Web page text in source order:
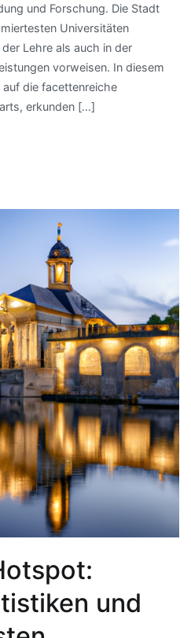
und Forschung. Die Stadt
Universitäten
Lehre als auch in der
vorweisen. In diesem
die facettenreiche
erkunden […]
und